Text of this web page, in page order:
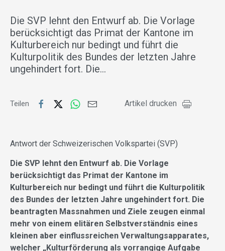
Die SVP lehnt den Entwurf ab. Die Vorlage
berücksichtigt das Primat der Kantone im
Kulturbereich nur bedingt und führt die
Kulturpolitik des Bundes der letzten Jahre
ungehindert fort. Die…
Teilen Artikel drucken
Antwort der Schweizerischen Volkspartei (SVP)
Die SVP lehnt den Entwurf ab. Die Vorlage
berücksichtigt das Primat der Kantone im
Kulturbereich nur bedingt und führt die Kulturpolitik
des Bundes der letzten Jahre ungehindert fort. Die
beantragten Massnahmen und Ziele zeugen einmal
mehr von einem elitären Selbstverständnis eines
kleinen aber einflussreichen Verwaltungsapparates,
welcher „Kulturförderung als vorrangige Aufgabe